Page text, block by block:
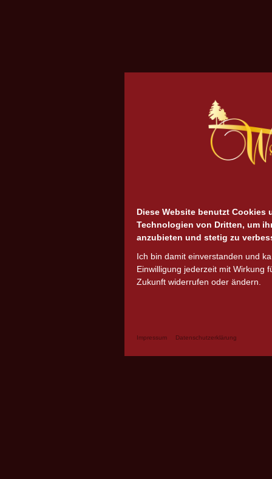
Diese Website benutzt Cookies
Technologien von Dritten, um
anzubieten und stetig zu
Ich bin damit einverstanden und
Einwilligung jederzeit mit Wirkung
Zukunft widerrufen oder ändern.
Impressum Datenschutzerklärung